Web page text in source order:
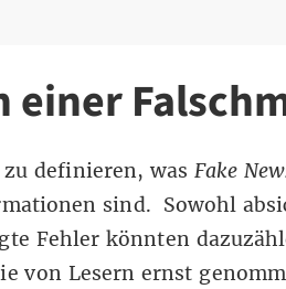
einer
definieren, wasFake
sind. Sowohl
Fehler könnten
von Lesern ernst